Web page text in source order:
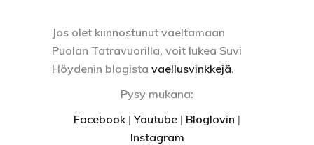
Jos olet kiinnostunut vaeltamaan
Puolan Tatravuorilla, voit lukea Suvi
Höydenin blogista vaellusvinkkejä.
Pysy mukana:
Facebook |Youtube | Bloglovin |
Instagram